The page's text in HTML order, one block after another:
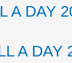
A DAY
A DAY